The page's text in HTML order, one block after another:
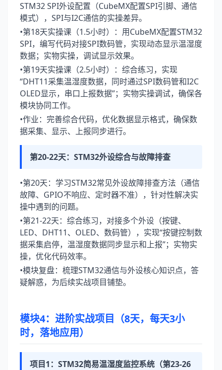
STM32 SPI外设配置（CubeMX配置SPI引脚、通信
模式），SPI与I2C通信的实操差异。
•第18天实操课（1.5小时）：用CubeMX配置STM32
SPI，编写代码对接SPI数码管，实现动态显示温湿度
数据；实物实操，调试显示效果。
•第19天实操课（2.5小时）：综合练习，实现
“DHT11采集温湿度数据，同时通过SPI数码管和I2C
OLED显示，串口上报数据”；实物实操调试，确保各
模块协同工作。
•作业：完善综合代码，优化数据显示格式，确保数
据采集、显示、上报同步进行。
第20-22天：STM32外设综合与故障排查
•第20天：学习STM32常见外设故障排查方法（通信
故障、GPIO不响应、定时器不准），针对性解决实
操中遇到的问题。
•第21-22天：综合练习，对接多个外设（按键、
LED、DHT11、OLED、数码管），实现“按键控制数
据采集启停，温湿度数据同步显示和上报”；实物实
操，优化代码效率。
•模块复盘：梳理STM32通信与外设核心知识点，答
疑解惑，为后续实战项目铺垫。
模块4：进阶实战项目（8天，每天3小
时，落地应用）
项目1：STM32简易温湿度监控系统（第23-26